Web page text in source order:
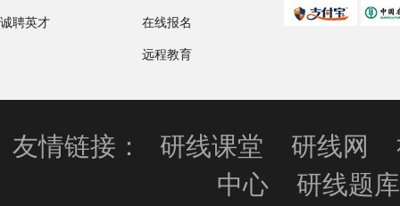
诚聘英才 在线报名
远程教育
友情链接： 研线课堂 研线网
中心
研线题库